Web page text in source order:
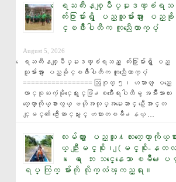
ေရႀကီးနစ္ျမဳပ္မႈဒဏ္ခံရသည့္
က်း႐ြာမ်ားရွိ ျပည္သူမ်ားအား ျပည္ခို
င္ၿဖိဳးပါတီက ကူညီေထာက္ပံ့
August 5, 2026
ေရႀကီးနစ္ျမဳပ္မႈဒဏ္ခံရသည့္ ေက်း႐ြာမ်ားရွိ ျပည္
သူမ်ားအား ျပည္ခိုင္ၿဖိဳးပါတီက ကူညီေထာက္ပံ့
================= ဩဂုတ္ ၅၊ ဟသၤာတ ျပည္ေ
ထာင္စုႀကံ့ခိုင္ေရးႏွင့္ဖြံ႕ၿဖိဳးေရးပါတီမွ အမ်ိဳးသားလႊ
တ္ေတာ္ကိုယ္စားလွယ္ ဗဟိုအလုပ္အမႈေဆာင္ ဦးေအာင္တ
င္ျမင့္၏ ဦးေဆာင္မႈႏွင့္ ဟသၤာတၿမိဳ႕နယ္ …
ေလးမ်က္ႏွာ ျပည္သူ႔လႊတ္ေတာ္ကိုယ္စ
ယ္ ဦးျမင့္စိုး၊ (ျမင့္စိုး-နတ
၊ ေရ ေဘး သင့္ေနေသာ ၿမိဳ႕ေပ
ရပ္ ကြက္ မ်ားကို လိုက္လံၾကည့္ရႈ။